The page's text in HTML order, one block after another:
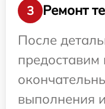
3
Ремонт
После
выполнения